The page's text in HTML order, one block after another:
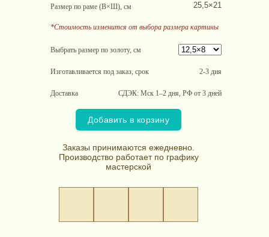
Размер по раме (В×Ш), см 25,5×21
*Стоимость изменится от выбора размера картины
Выбрать размер по золоту, см
Изготавливается под заказ, срок 2-3 дня
Доставка СДЭК: Мск 1–2 дня, РФ от 3 дней
Добавить в корзину
Заказы принимаются ежедневно.
Производство работает по графику
мастерской